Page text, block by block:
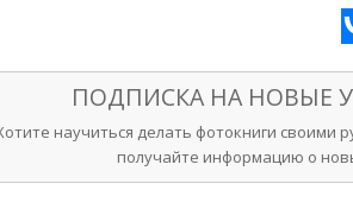
ПОДПИСКА НА НОВЫЕ
научиться делать фотокниги своими
получайте информацию о